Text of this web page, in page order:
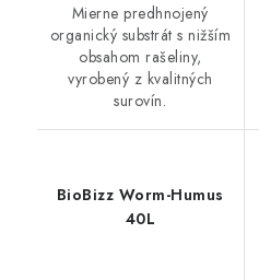
Mierne predhnojený
organický substrát s nižším
obsahom rašeliny,
vyrobený z kvalitných
surovín.
BioBizz Worm-Humus
40L